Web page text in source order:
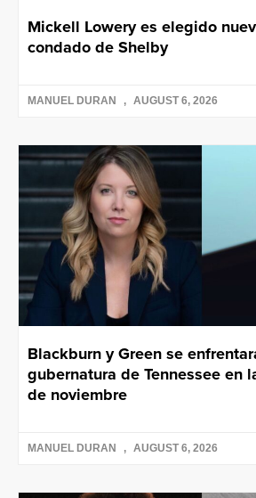
Mickell Lowery es elegido
condado de Shelby
MANUEL DURAN AUGUST 6, 2026
Blackburn y Green se
gubernatura de Tennessee en
de noviembre
MANUEL DURAN AUGUST 6, 2026